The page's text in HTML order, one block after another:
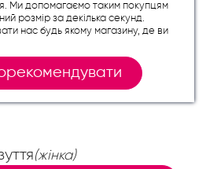
Ми допомагаємо таким покупцям
розмір за декілька секунд.
нас будь якому магазину, де ви
(жінка)